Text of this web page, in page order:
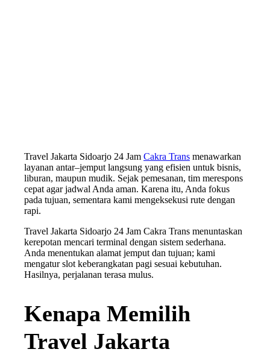
Travel Jakarta Sidoarjo 24 Jam Cakra Trans menawarkan
layanan antar–jemput langsung yang efisien untuk bisnis,
liburan, maupun mudik. Sejak pemesanan, tim merespons
cepat agar jadwal Anda aman. Karena itu, Anda fokus
pada tujuan, sementara kami mengeksekusi rute dengan
rapi.
Travel Jakarta Sidoarjo 24 Jam Cakra Trans menuntaskan
kerepotan mencari terminal dengan sistem sederhana.
Anda menentukan alamat jemput dan tujuan; kami
mengatur slot keberangkatan pagi sesuai kebutuhan.
Hasilnya, perjalanan terasa mulus.
Kenapa Memilih
Travel Jakarta